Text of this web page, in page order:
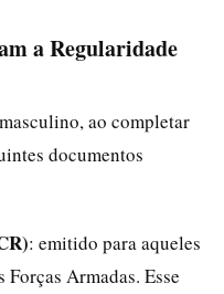
a Regularidade
ao completar
documentos
: emitido para aqueles
Armadas. Esse